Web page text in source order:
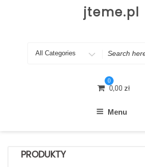
jteme.pl
Search
0
0,00 zł
Menu
PRODUKTY